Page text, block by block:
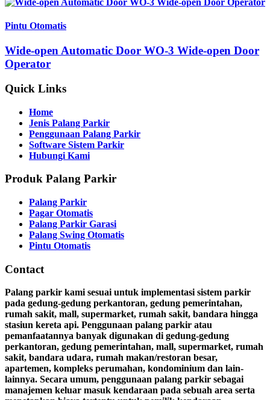
Pintu Otomatis
Wide-open Automatic Door WO-3 Wide-open Door
Operator
Quick Links
Home
Jenis Palang Parkir
Penggunaan Palang Parkir
Software Sistem Parkir
Hubungi Kami
Produk Palang Parkir
Palang Parkir
Pagar Otomatis
Palang Parkir Garasi
Palang Swing Otomatis
Pintu Otomatis
Contact
Palang parkir kami sesuai untuk implementasi sistem parkir
pada gedung-gedung perkantoran, gedung pemerintahan,
rumah sakit, mall, supermarket, rumah sakit, bandara hingga
stasiun kereta api. Penggunaan palang parkir atau
pemanfaatannya banyak digunakan di gedung-gedung
perkantoran, gedung pemerintahan, mall, supermarket, rumah
sakit, bandara udara, rumah makan/restoran besar,
apartemen, kompleks perumahan, kondominium dan lain-
lainnya. Secara umum, penggunaan palang parkir sebagai
manajemen keluar masuk kendaraan pada sebuah area serta